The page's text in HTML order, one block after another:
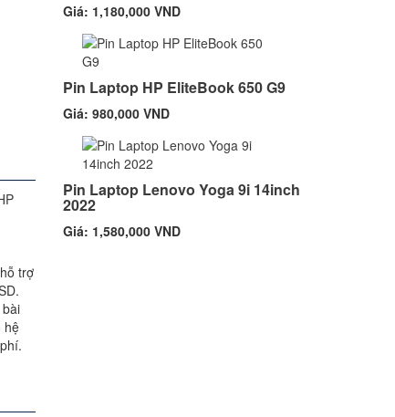
trợ
hệ
Giá: 1,180,000 VND
Pin Laptop HP EliteBook 650 G9
Giá: 980,000 VND
Pin Laptop Lenovo Yoga 9i 14inch
2022
Giá: 1,580,000 VND